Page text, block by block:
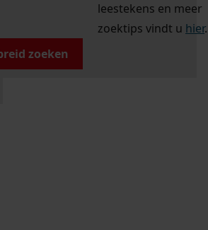
leestekens en meer
zoektips vindt u hier.
zoeken